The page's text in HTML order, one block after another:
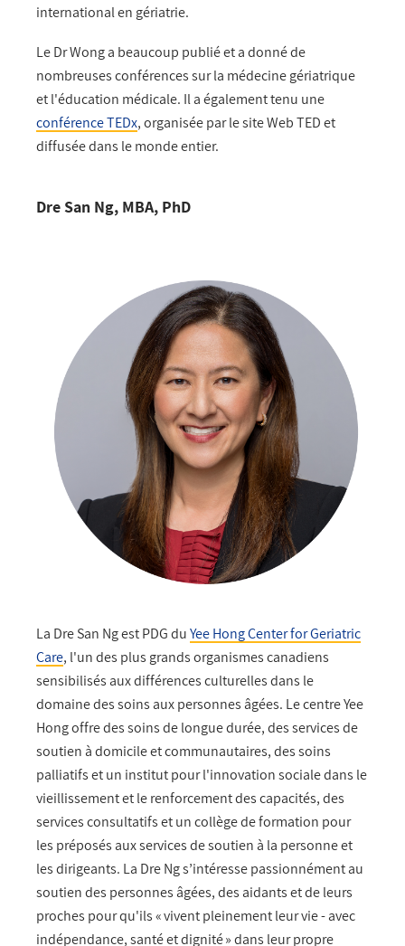
international en gériatrie.
Le Dr Wong a beaucoup publié et a donné de
nombreuses conférences sur la médecine gériatrique
et l'éducation médicale. Il a également tenu une
conférence TEDx, organisée par le site Web TED et
diffusée dans le monde entier.
Dre San Ng, MBA, PhD
La Dre San Ng est PDG duYee Hong Center for Geriatric
Care, l'un des plus grands organismes canadiens
sensibilisés aux différences culturelles dans le
domaine des soins aux personnes âgées. Le centre Yee
Hong offre des soins de longue durée, des services de
soutien à domicile et communautaires, des soins
palliatifs et un institut pour l'innovation sociale dans le
vieillissement et le renforcement des capacités, des
services consultatifs et un collège de formation pour
les préposés aux services de soutien à la personne et
les dirigeants. La Dre Ng s’intéresse passionnément au
soutien des personnes âgées, des aidants et de leurs
proches pour qu'ils « vivent pleinement leur vie - avec
indépendance, santé et dignité » dans leur propre